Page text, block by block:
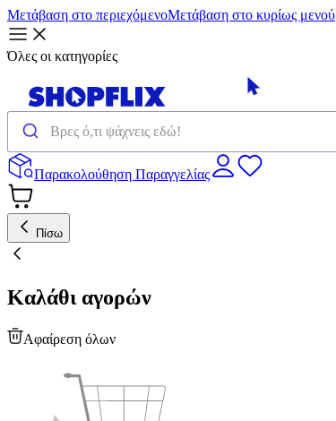
Μετάβαση στο περιεχόμενοΜετάβαση στο κυρίως μενού
Όλες οι κατηγορίες
Παρακολούθηση Παραγγελίας
Πίσω
Καλάθι αγορών
Αφαίρεση όλων